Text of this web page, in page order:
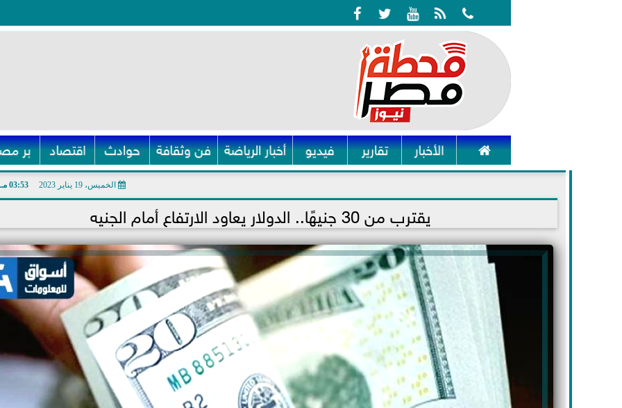
    
 الأخبار تقارير فيديو أخبار الرياضة فن وثقافة حوادث اقتصاد بر
الخميس، 19 يناير 2023 03:53 مـ
يقترب من 30 جنيهًا.. الدولار يعاود الارتفاع أمام الجنيه